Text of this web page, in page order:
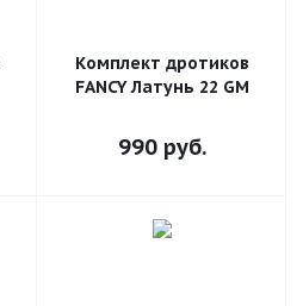
Комплект дротиков
FANCY Латунь 22 GM
990руб.